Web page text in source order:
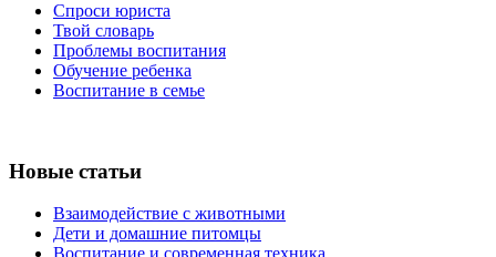
Спроси юриста
Твой словарь
Проблемы воспитания
Обучение ребенка
Воспитание в семье
Новые статьи
Взаимодействие с животными
Дети и домашние питомцы